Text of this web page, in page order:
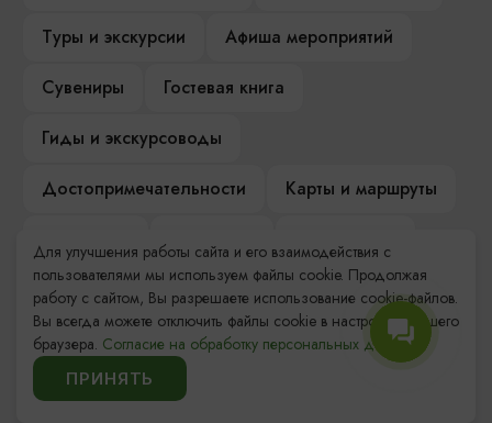
Туры и экскурсии
Афиша мероприятий
Сувениры
Гостевая книга
Гиды и экскурсоводы
Достопримечательности
Карты и маршруты
Компас Балтийской кухни
Настоящий Калининградец
Музеи
Для улучшения работы сайта и его взаимодействия с
пользователями мы используем файлы cookie. Продолжая
работу с сайтом, Вы разрешаете использование cookie-файлов.
Вы всегда можете отключить файлы cookie в настройках Вашего
браузера. Согласие на обработку персональных данных.
ПРИНЯТЬ